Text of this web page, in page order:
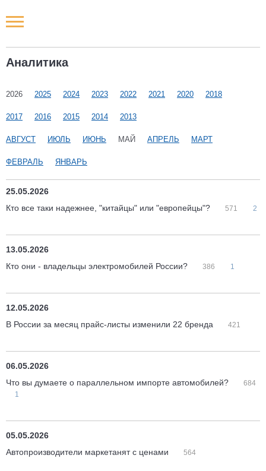
Аналитика
2026 2025 2024 2023 2022 2021 2020 2018
2017 2016 2015 2014 2013
АВГУСТ ИЮЛЬ ИЮНЬ МАЙ АПРЕЛЬ МАРТ
ФЕВРАЛЬ ЯНВАРЬ
25.05.2026
Кто все таки надежнее, "китайцы" или "европейцы"?
571 2
13.05.2026
Кто они - владельцы электромобилей России?
386 1
12.05.2026
В России за месяц прайс-листы изменили 22 бренда
421
06.05.2026
Что вы думаете о параллельном импорте автомобилей?
684
1
05.05.2026
Автопроизводители маркетанят с ценами
564
Новости РФ
Наши мероприятия
Статьи